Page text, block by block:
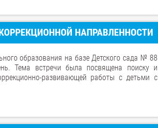
НАПРАВЛЕННОСТИ
образования на базе Детского сада № 88
Тема встречи была посвящена поиску и
развивающей работы с детьми с